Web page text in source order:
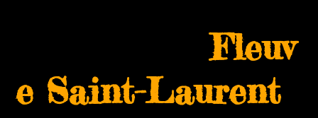
Fleuv
e Saint-Laurent